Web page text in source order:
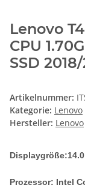
Lenovo
CPU
SSD
Artikelnummer:
Kategorie: Lenovo
Hersteller: Lenovo
Displaygröße:14.0
Prozessor: Intel